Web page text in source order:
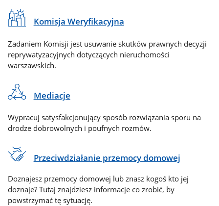
Komisja Weryfikacyjna
Zadaniem Komisji jest usuwanie skutków prawnych decyzji
reprywatyzacyjnych dotyczących nieruchomości
warszawskich.
Mediacje
Wypracuj satysfakcjonujący sposób rozwiązania sporu na
drodze dobrowolnych i poufnych rozmów.
Przeciwdziałanie przemocy domowej
Doznajesz przemocy domowej lub znasz kogoś kto jej
doznaje? Tutaj znajdziesz informacje co zrobić, by
powstrzymać tę sytuację.